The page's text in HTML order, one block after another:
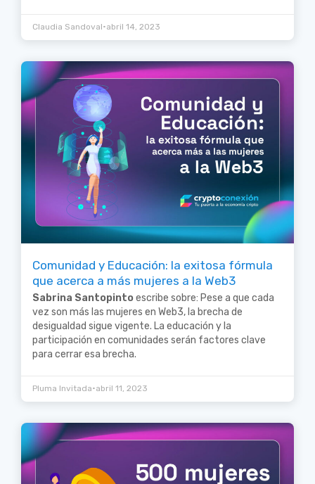
Claudia Sandoval•abril 14, 2023
Comunidad y Educación: la exitosa fórmula
que acerca a más mujeres a la Web3
Sabrina Santopintoescribe sobre: Pese a que cada
vez son más las mujeres en Web3, la brecha de
desigualdad sigue vigente. La educación y la
participación en comunidades serán factores clave
para cerrar esa brecha.
Pluma Invitada•abril 11, 2023